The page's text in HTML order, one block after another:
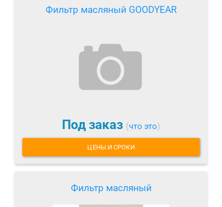
Фильтр масляный GOODYEAR
Под заказ (что это)
ЦЕНЫ И СРОКИ
Фильтр масляный